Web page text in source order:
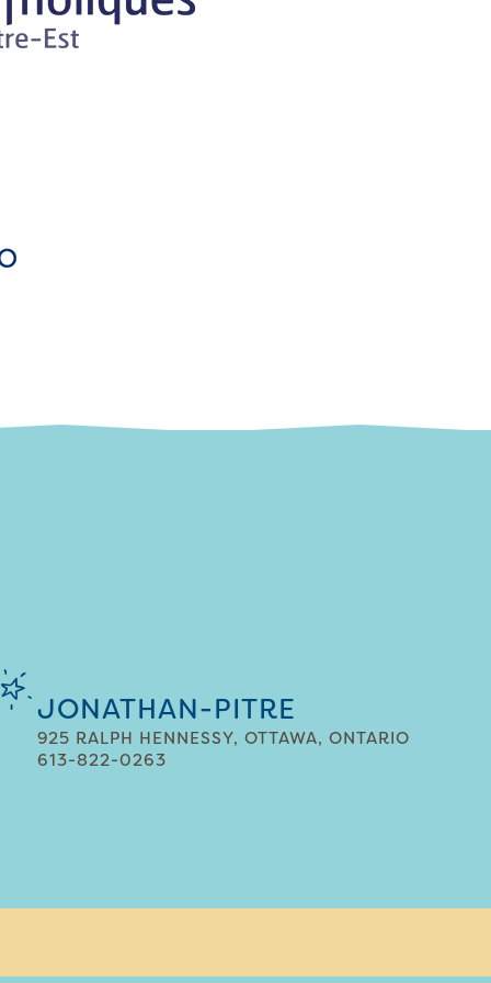
JONATHAN-PITRE
925 RALPH HENNESSY, OTTAWA, ONTARIO
613-822-0263